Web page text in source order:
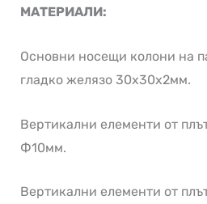
МАТЕРИАЛИ:
Основни носещи колони на
гладко желязо 30х30х2мм.
Вертикални елементи от
Ф10мм.
Вертикални елементи от